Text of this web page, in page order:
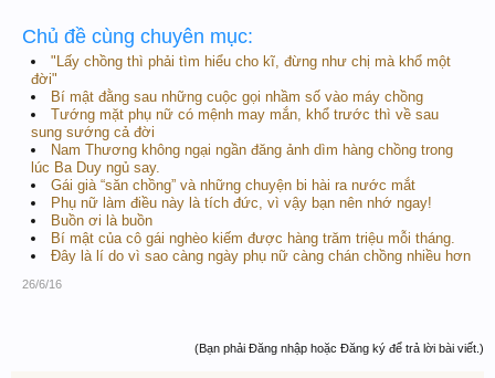
Chủ đề cùng chuyên mục:
"Lấy chồng thì phải tìm hiểu cho kĩ, đừng như chị mà khổ một
đời"
Bí mật đằng sau những cuộc gọi nhầm số vào máy chồng
Tướng mặt phụ nữ có mệnh may mắn, khổ trước thì về sau
sung sướng cả đời
Nam Thương không ngại ngần đăng ảnh dìm hàng chồng trong
lúc Ba Duy ngủ say.
Gái già “săn chồng” và những chuyện bi hài ra nước mắt
Phụ nữ làm điều này là tích đức, vì vậy bạn nên nhớ ngay!
Buồn ơi là buồn
Bí mật của cô gái nghèo kiếm được hàng trăm triệu mỗi tháng.
Đây là lí do vì sao càng ngày phụ nữ càng chán chồng nhiều hơn
26/6/16
(Bạn phải Đăng nhập hoặc Đăng ký để trả lời bài viết.)